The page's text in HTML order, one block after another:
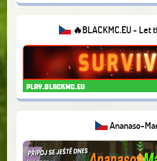
🔥BLACKMC.EU - Let
play.blackmc.eu
Ananaso-